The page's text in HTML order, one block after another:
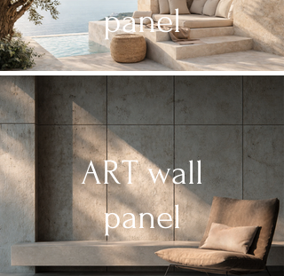
panel
ART wall
panel